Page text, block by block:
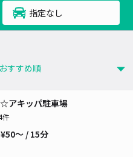
指定なし
アキッパ駐車場
件
¥50〜 / 15分